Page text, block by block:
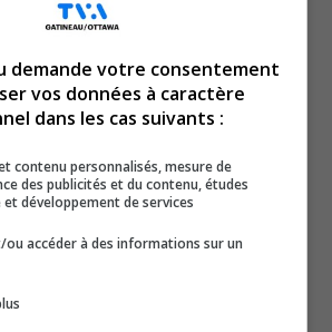
cette journée de grève tombe à
Nos infrastructures CAQ de partout »
surtout dans un contexte où les
continuent de se détériorer.
contrat de travail depuis trois ans,
depuis un an et demi,
du refus de l’enveloppe sectorielle
à d’autres groupes représentés
demande votre consentement
vos données à caractère
dans les cas suivants :
contenu personnalisés, mesure de
des publicités et du contenu, études
et développement de services
accéder à des informations sur un